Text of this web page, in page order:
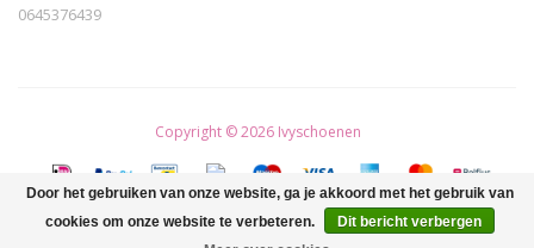
0645376439
Copyright © 2026 Ivyschoenen
Door het gebruiken van onze website, ga je akkoord met het gebruik van
cookies om onze website te verbeteren.
Dit bericht verbergen